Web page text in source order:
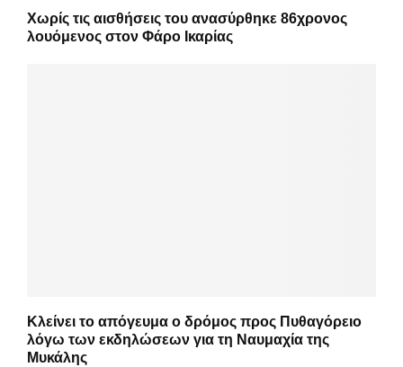
Χωρίς τις αισθήσεις του ανασύρθηκε 86χρονος
λουόμενος στον Φάρο Ικαρίας
Κλείνει το απόγευμα ο δρόμος προς Πυθαγόρειο
λόγω των εκδηλώσεων για τη Ναυμαχία της
Μυκάλης